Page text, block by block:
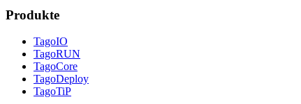
Produkte
TagoIO
TagoRUN
TagoCore
TagoDeploy
TagoTiP